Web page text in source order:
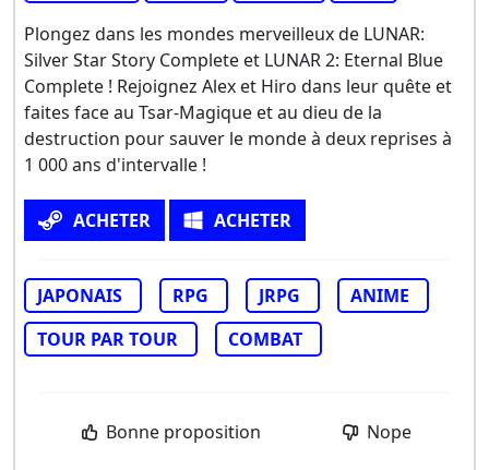
Plongez dans les mondes merveilleux de LUNAR:
Silver Star Story Complete et LUNAR 2: Eternal Blue
Complete ! Rejoignez Alex et Hiro dans leur quête et
faites face au Tsar-Magique et au dieu de la
destruction pour sauver le monde à deux reprises à
1 000 ans d'intervalle !
ACHETER ACHETER
JAPONAIS RPG JRPG
ANIME
TOUR PAR TOUR
COMBAT
Bonne proposition Nope